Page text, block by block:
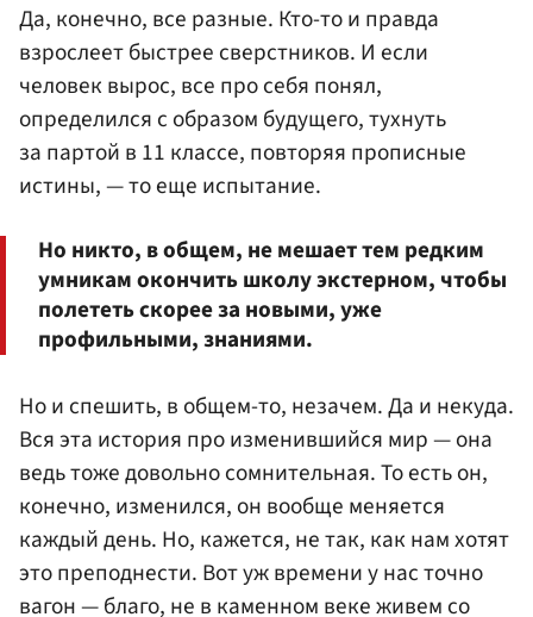
Да, конечно, все разные. Кто-то и правда
взрослеет быстрее сверстников. И если
человек вырос, все про себя понял,
определился с образом будущего, тухнуть
за партой в 11 классе, повторяя прописные
истины, — то еще испытание.
Но никто, в общем, не мешает тем редким
умникам окончить школу экстерном, чтобы
полететь скорее за новыми, уже
профильными, знаниями.
Но и спешить, в общем-то, незачем. Да и некуда.
Вся эта история про изменившийся мир — она
ведь тоже довольно сомнительная. То есть он,
конечно, изменился, он вообще меняется
каждый день. Но, кажется, не так, как нам хотят
это преподнести. Вот уж времени у нас точно
вагон — благо, не в каменном веке живем со